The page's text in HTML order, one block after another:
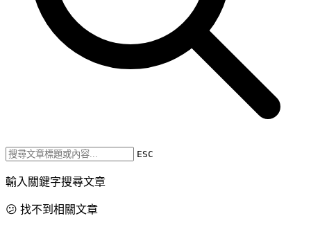
ESC
輸入關鍵字搜尋文章
😕 找不到相關文章